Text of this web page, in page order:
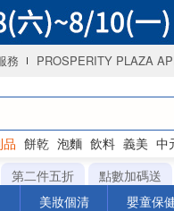
務 PROSPERITY PLAZA
餅乾 泡麵 飲料 義美 中
第二件五折 點數加碼送
美妝個清 嬰童保